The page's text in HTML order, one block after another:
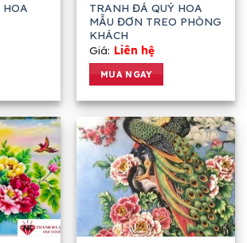
TRANH ĐÁ QUÝ HOA
MẪU ĐƠN TREO PHÒNG
KHÁCH
Giá: Liên hệ
MUA NGAY